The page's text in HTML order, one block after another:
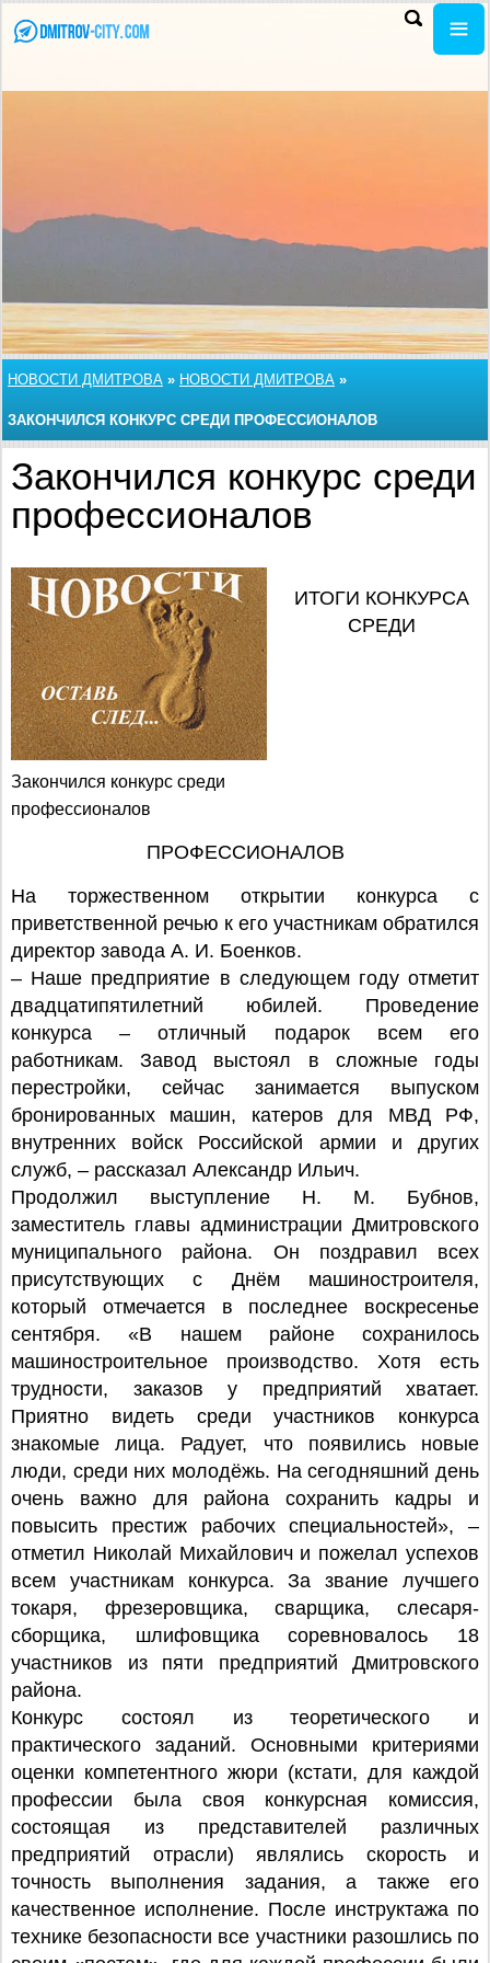
НОВОСТИ ДМИТРОВА » НОВОСТИ ДМИТРОВА »
ЗАКОНЧИЛСЯ КОНКУРС СРЕДИ ПРОФЕССИОНАЛОВ
Закончился конкурс среди
профессионалов
Закончился конкурс среди
профессионалов
ИТОГИ КОНКУРСА
СРЕДИ
ПРОФЕССИОНАЛОВ
На торжественном открытии конкурса с
приветственной речью к его участникам обратился
директор завода А. И. Боенков.
– Наше предприятие в следующем году отметит
двадцатипятилетний юбилей. Проведение
конкурса – отличный подарок всем его
работникам. Завод выстоял в сложные годы
перестройки, сейчас занимается выпуском
бронированных машин, катеров для МВД РФ,
внутренних войск Российской армии и других
служб, – рассказал Александр Ильич.
Продолжил выступление Н. М. Бубнов,
заместитель главы администрации Дмитровского
муниципального района. Он поздравил всех
присутствующих с Днём машиностроителя,
который отмечается в последнее воскресенье
сентября. «В нашем районе сохранилось
машиностроительное производство. Хотя есть
трудности, заказов у предприятий хватает.
Приятно видеть среди участников конкурса
знакомые лица. Радует, что появились новые
люди, среди них молодёжь. На сегодняшний день
очень важно для района сохранить кадры и
повысить престиж рабочих специальностей», –
отметил Николай Михайлович и пожелал успехов
всем участникам конкурса. За звание лучшего
токаря, фрезеровщика, сварщика, слесаря-
сборщика, шлифовщика соревновалось 18
участников из пяти предприятий Дмитровского
района.
Конкурс состоял из теоретического и
практического заданий. Основными критериями
оценки компетентного жюри (кстати, для каждой
профессии была своя конкурсная комиссия,
состоящая из представителей различных
предприятий отрасли) являлись скорость и
точность выполнения задания, а также его
качественное исполнение. После инструктажа по
технике безопасности все участники разошлись по